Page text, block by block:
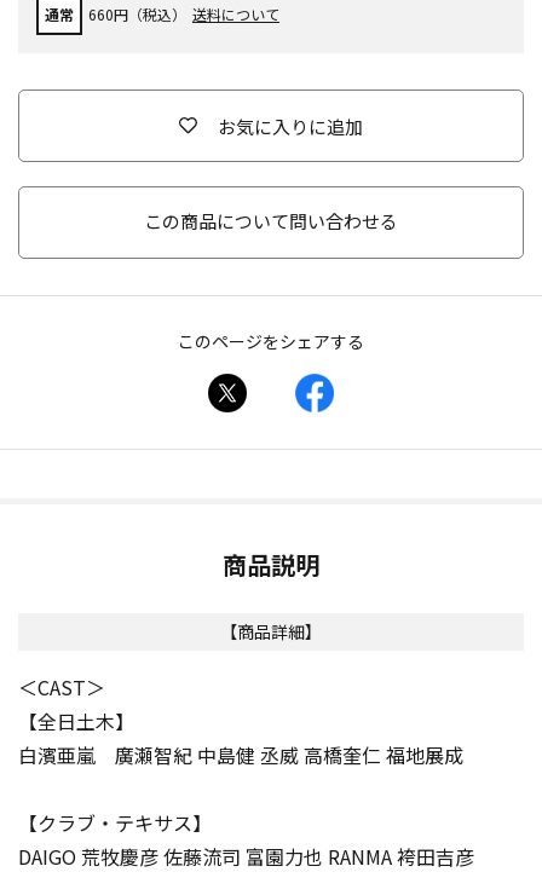
通常 660円（税込） 送料について
お気に入りに追加
この商品について問い合わせる
このページをシェアする
商品説明
【商品詳細】
＜CAST＞
【全日土木】
白濱亜嵐 廣瀬智紀 中島健 丞威 高橋奎仁 福地展成
【クラブ・テキサス】
DAIGO 荒牧慶彦 佐藤流司 富園力也 RANMA 袴田吉彦